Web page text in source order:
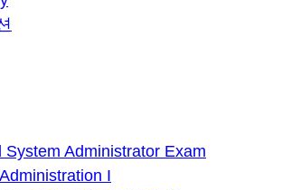
System Administrator Exam
I